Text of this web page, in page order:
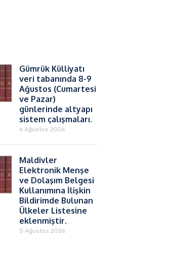
Gümrük Külliyatı
veri tabanında 8-9
Ağustos (Cumartesi
ve Pazar)
günlerinde altyapı
sistem çalışmaları.
6 Ağustos 2026
Maldivler
Elektronik Menşe
ve Dolaşım Belgesi
Kullanımına İlişkin
Bildirimde Bulunan
Ülkeler Listesine
eklenmiştir.
5 Ağustos 2026